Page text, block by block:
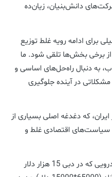
دانش‌بنیان، زیان‌ده
برای ادامه رویه غلط توزیع
از برخی بخش‌ها تلقی شود. ما
به دنبال راه‌حل‌های اساسی و
در آینده جلوگیری
که دغدغه اصلی بسیاری از
سیاست‌های اقتصادی غلط و
بیایید یک مثال دیگر بزنیم؛ خودرویی که در دبی 15 هزار دلار